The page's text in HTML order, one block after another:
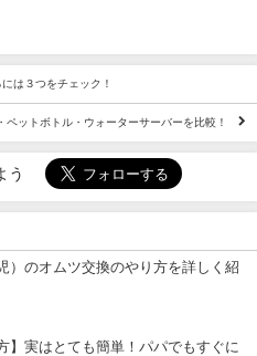
は３つをチェック！
ットボトル・ウォーターサーバーを比較！
う
）のオムツ交換のやり方を詳しく紹
】実はとても簡単！パパでもすぐに